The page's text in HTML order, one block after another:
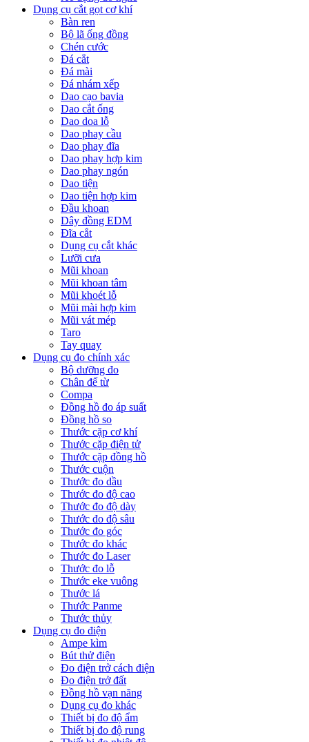
Dụng cụ cắt gọt cơ khí
Bàn ren
Bộ lã ống đồng
Chén cước
Đá cắt
Đá mài
Đá nhám xếp
Dao cạo bavia
Dao cắt ống
Dao doa lỗ
Dao phay cầu
Dao phay đĩa
Dao phay hợp kim
Dao phay ngón
Dao tiện
Dao tiện hợp kim
Đầu khoan
Dây đồng EDM
Đĩa cắt
Dụng cụ cắt khác
Lưỡi cưa
Mũi khoan
Mũi khoan tâm
Mũi khoét lỗ
Mũi mài hợp kim
Mũi vát mép
Taro
Tay quay
Dụng cụ đo chính xác
Bộ dưỡng đo
Chân đế từ
Compa
Đồng hồ đo áp suất
Đồng hồ so
Thước cặp cơ khí
Thước cặp điện tử
Thước cặp đồng hồ
Thước cuộn
Thước đo dầu
Thước đo độ cao
Thước đo độ dày
Thước đo độ sâu
Thước đo góc
Thước đo khác
Thước đo Laser
Thước đo lỗ
Thước eke vuông
Thước lá
Thước Panme
Thước thủy
Dụng cụ đo điện
Ampe kìm
Bút thử điện
Đo điện trở cách điện
Đo điện trở đất
Đồng hồ vạn năng
Dụng cụ đo khác
Thiết bị đo độ ẩm
Thiết bị đo độ rung